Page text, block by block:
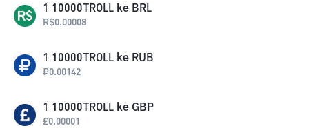
1 10000TROLL ke BRL
R$0.00008
1 10000TROLL ke RUB
₽0.00142
1 10000TROLL ke GBP
£0.00001